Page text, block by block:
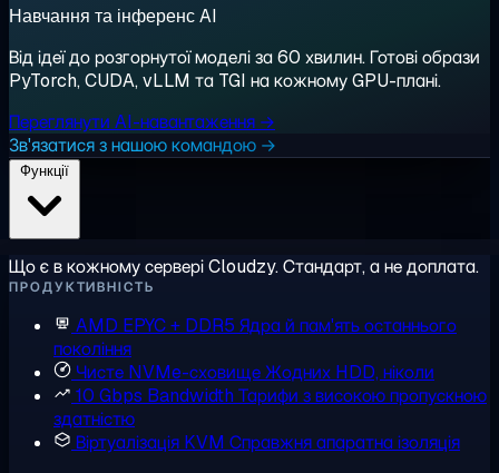
Навчання та інференс AI
Від ідеї до розгорнутої моделі за 60 хвилин. Готові образи
PyTorch, CUDA, vLLM та TGI на кожному GPU-плані.
Переглянути AI-навантаження →
Зв'язатися з нашою командою →
Що є в кожному сервері Cloudzy. Стандарт, а не доплата.
ПРОДУКТИВНІСТЬ
AMD EPYC + DDR5 Ядра й пам'ять останнього
покоління
Чисте NVMe-сховищеЖодних HDD, ніколи
10 Gbps Bandwidth Тарифи з високою пропускною
здатністю
Віртуалізація KVM Справжня апаратна ізоляція